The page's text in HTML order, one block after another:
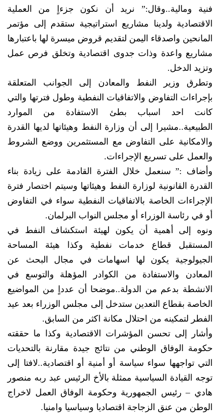
فنية ومالية..وقال:” نريد أن نكون جزءاٍ من العملية
الاقتصادية ولدينا مشاريع استراتيجية ستقدم إلى مؤتمر
المانحين واصدقاء اليمن لتقديم قروض ميسرة لها باعتبارها
مشاريع واعدة وذات جدوى اقتصادية وتخلق فرص عمل
وتزيد الدخل.
وتطرق وزير النفط والمعادن إلى الجوانب المتعلقة
بإجراءات التفاوض والاتفاقيات النفطية وطول فترتها والتي
كانت احد اسباب بطئ الاستفادة من الموارد
الطبيعية..مشيرا إلى أن وزارة النفط وهيئاتها لديها القدرة
والامكانية على التفاوض مع المستثمرين ووضع الشروط
والعمل على تسريع الإجراءات.
وأضاف :” سنعمل خلال الفترة القادمة على زيادة بناء
القدرة القانونية لوزارة النفط وهيئاتها وسيتم اختصار فترة
الإجراءات الخاصة بالاتفاقيات النفطية سواء في التفاوض
أو في رئاسة الوزراء أو مجلس النواب البرلمان.
ونوه إلى أهمية أن يكون لهيئة استكشاف النفط في
المستقبل قطاع خدمات نفطية وكذا هيئة المساحة
الجيولوجية يكون لها اسهامات في مجال البحث عن
المعادن والاستفادة من الكوادر المؤهلة والتوسع في
الانشطة بدعم من الدولة..موضحا أن عدداٍ من المواضيع
الخاصة بقطاع التعدين ستدخل إلى مجلس الوزراء بعد عيد
الفطر لتمكينه من احتلال مكانة اكثر من السابق.
وأشار إلى تحسن المؤشرات الاقتصادية وكذا ما حققته
حكومة الوفاق الوطني من نتائج جيدة مقارنة بالتحديات
التي تواجهها سواء سياسة أو أمنية أو اقتصادية..لافتا إلى
توجه القيادة السياسية ممثلة بالأخ الرئيس عبد ربه منصور
هادي – رئيس الجمهورية وحكومة الوفاق العمل لاخراج
الوطن من عنق الزجاجة اقتصاديا وسياسيا وامنيا.